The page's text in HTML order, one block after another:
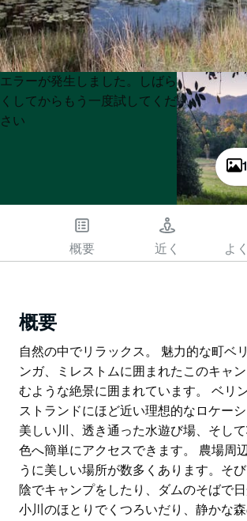
Product
List
Product
List
エラーが発生しました。しばら
くしてからもう一度試してくだ
さい
概要 近く よ
概要
自然の中でリラックス。 魅力的な町ベ
ンガ、ミレストムに囲まれたこのキャ
むような絶景に囲まれています。 ベリ
ストランドにほど近い理想的なロケーシ
美しい川、透き通った水遊び場、そし
色へ簡単にアクセスできます。 農場周
うに美しい場所が数多くあります。そ
陰でキャンプをしたり、ダムのそばで日
小川のほとりでくつろいだり、静かな